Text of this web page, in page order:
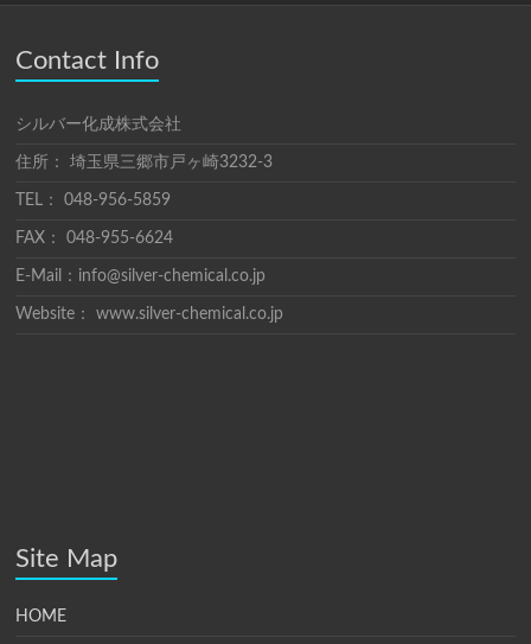
Contact Info
シルバー化成株式会社
住所： 埼玉県三郷市戸ヶ崎3232-3
TEL： 048-956-5859
FAX： 048-955-6624
E-Mail：info@silver-chemical.co.jp
Website： www.silver-chemical.co.jp
Site Map
HOME